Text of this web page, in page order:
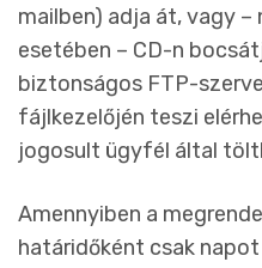
mailben) adja át, vagy –
esetében – CD-n
biztonságos FTP-
fájlkezelőjén teszi
jogosult ügyfél által
Amennyiben a
határidőként csak